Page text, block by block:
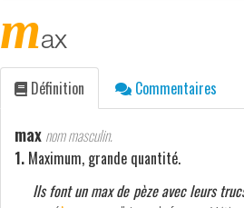
max
Définition Commentaires
max nom masculin.
1. Maximum, grande quantité.
Ils font un max de pèze avec leurs